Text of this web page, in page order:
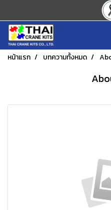
หน้าแรก บทความทั้งหมด